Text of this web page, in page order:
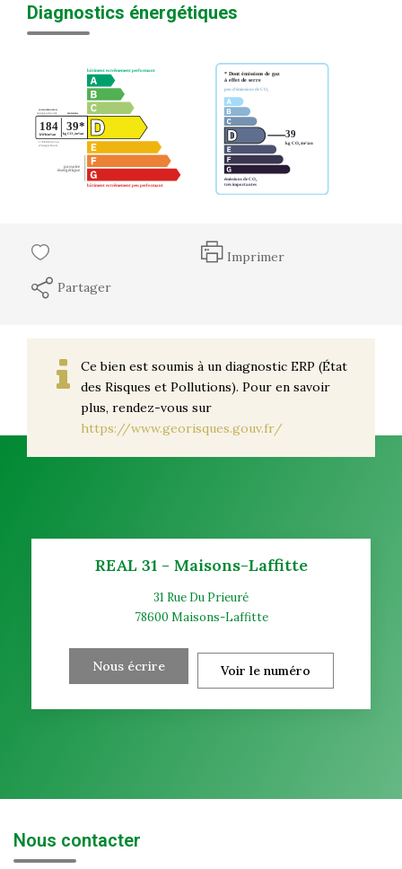
Diagnostics énergétiques
Imprimer
Partager
Ce bien est soumis à un diagnostic ERP (État
des Risques et Pollutions). Pour en savoir
plus, rendez-vous sur
https://www.georisques.gouv.fr/
REAL 31 - Maisons-Laffitte
31 Rue Du Prieuré
78600 Maisons-Laffitte
Nous écrire Voir le numéro
Nous contacter